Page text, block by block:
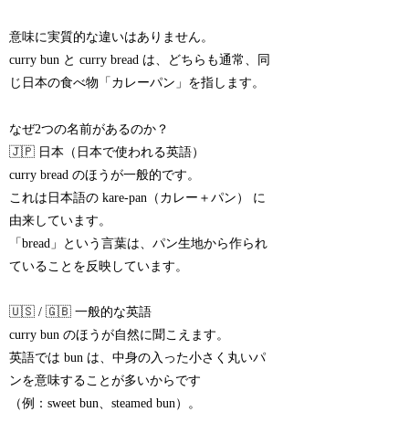
意味に実質的な違いはありません。
curry bun と curry bread は、どちらも通常、同
じ日本の食べ物「カレーパン」を指します。
なぜ2つの名前があるのか？
🇯🇵 日本（日本で使われる英語）
curry bread のほうが一般的です。
これは日本語の kare-pan（カレー＋パン） に
由来しています。
「bread」という言葉は、パン生地から作られ
ていることを反映しています。
🇺🇸 / 🇬🇧 一般的な英語
curry bun のほうが自然に聞こえます。
英語では bun は、中身の入った小さく丸いパ
ンを意味することが多いからです
（例：sweet bun、steamed bun）。